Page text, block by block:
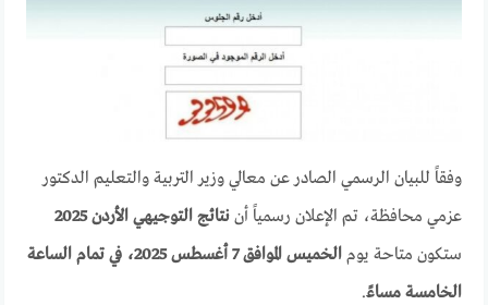
وفقاً للبيان الرسمي الصادر عن معالي وزير التربية والتعليم الدكتور
عزمي محافظة، تم الإعلان رسمياً أننتائج التوجيهي الأردن 2025
ستكون متاحة يوم
الخميس الموافق 7 أغسطس 2025، في تمام الساعة
الخامسة مساءً.